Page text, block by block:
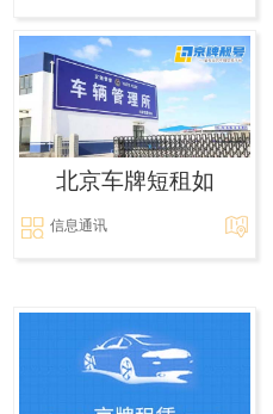
北京车牌短租如
信息通讯